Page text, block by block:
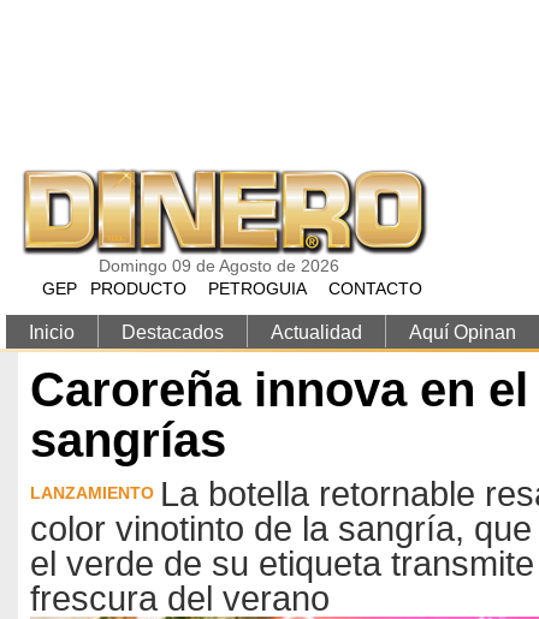
Domingo 09 de Agosto de 2026
GEP
PRODUCTO PETROGUIA CONTACTO
Inicio Destacados Actualidad Aquí Opinan
Caroreña innova en
sangrías
LANZAMIENTO La botella retornable
color vinotinto de la sangría,
el verde de su etiqueta
frescura del verano